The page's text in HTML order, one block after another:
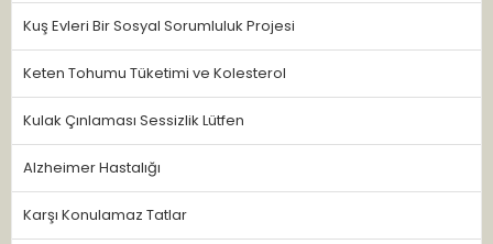
Kuş Evleri Bir Sosyal Sorumluluk Projesi
Keten Tohumu Tüketimi ve Kolesterol
Kulak Çınlaması Sessizlik Lütfen
Alzheimer Hastalığı
Karşı Konulamaz Tatlar